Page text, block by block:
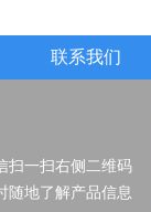
联系我们
扫一扫右侧二维码
随地了解产品信息